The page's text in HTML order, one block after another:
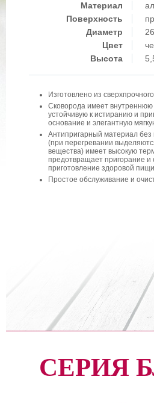
Материал
Поверхность
Диаметр
Цвет
Высота
Изготовлено из
Сковорода имеет внутреннюю
устойчивую к истиранию и
основание и элегантную
Антипригарный материал
(при перегревании
вещества) имеет высокую
предотвращает пригорание и
приготовление здоровой
Простое обслуживание и
СЕРИЯ